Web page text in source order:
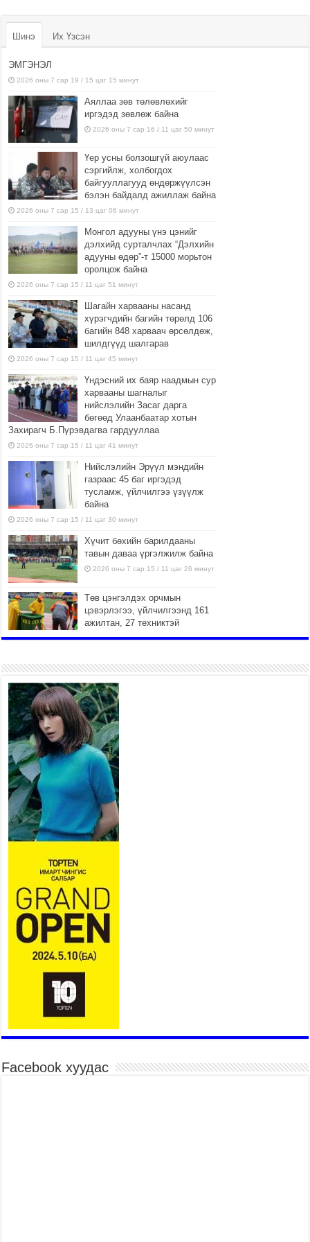
Шинэ Их Үзсэн
ЭМГЭНЭЛ
2026 оны 7 сар 19 / 15 цаг 15 минут
Аяллаа зөв төлөвлөхийг
иргэдэд зөвлөж байна
2026 оны 7 сар 16 / 11 цаг 50 минут
Үер усны болзошгүй аюулаас
сэргийлж, холбогдох
байгууллагууд өндөржүүлсэн
бэлэн байдалд ажиллаж байна
2026 оны 7 сар 15 / 13 цаг 06 минут
Монгол адууны үнэ цэнийг
дэлхийд сурталчлах “Дэлхийн
адууны өдөр”-т 15000 морьтон
оролцож байна
2026 оны 7 сар 15 / 11 цаг 51 минут
Шагайн харвааны насанд
хүрэгчдийн багийн төрөлд 106
багийн 848 харваач өрсөлдөж,
шилдгүүд шалгарав
2026 оны 7 сар 15 / 11 цаг 45 минут
Үндэсний их баяр наадмын сур
харвааны шагналыг
нийслэлийн Засаг дарга
бөгөөд Улаанбаатар хотын
Захирагч Б.Пүрэвдагва гардууллаа
2026 оны 7 сар 15 / 11 цаг 41 минут
Нийслэлийн Эрүүл мэндийн
газраас 45 баг иргэдэд
тусламж, үйлчилгээ үзүүлж
байна
2026 оны 7 сар 15 / 11 цаг 30 минут
Хүчит бөхийн барилдааны
тавын даваа үргэлжилж байна
2026 оны 7 сар 15 / 11 цаг 26 минут
Төв цэнгэлдэх орчмын
цэвэрлэгээ, үйлчилгээнд 161
ажилтан, 27 техниктэй
ажиллаж байна
Наадмын амралтын өдрүүдэд
нийслэлийн эрүүл мэндийн
байгууллагууд дараах
хуваарийн дагуу ажиллана
2026 оны 7 сар 15 / 11 цаг 18 минут
Үндэсний их баяр наадам
эхэллээ
2026 оны 7 сар 15 / 11 цаг 14 минут
Үер усны аюулаас сэргийлж, нийслэлийн Онцгой
байдлын газрын 162 алба хаагч үүрэг гүйцэтгэж
байна
2026 оны 7 сар 15 / 11 цаг 07 минут
Үндэсний их сурын харваанд 850 харваач цэц
мэргэнээ сорьж байна
2026 оны 7 сар 15 / 11 цаг 03 минут
Төв цэнгэлдэхийн эргэн тойронд
2026 оны 7 сар 15 / 10 цаг 58 минут
Үндэсний их баяр наадмын шагайн харваа
насанд хүрэгчдийн багийн харваагаар
үргэлжилж байна
2026 оны 7 сар 15 / 10 цаг 52 минут
Үндэсний их баяр наадмын хүчит бөхийн
барилдаан эхэллээ
2026 оны 7 сар 15 / 10 цаг 46 минут
Үндэсний хувцасны өдрийг тохиолдуулан
“Дээлтэй монгол наадам” боллоо
Facebook хуудас